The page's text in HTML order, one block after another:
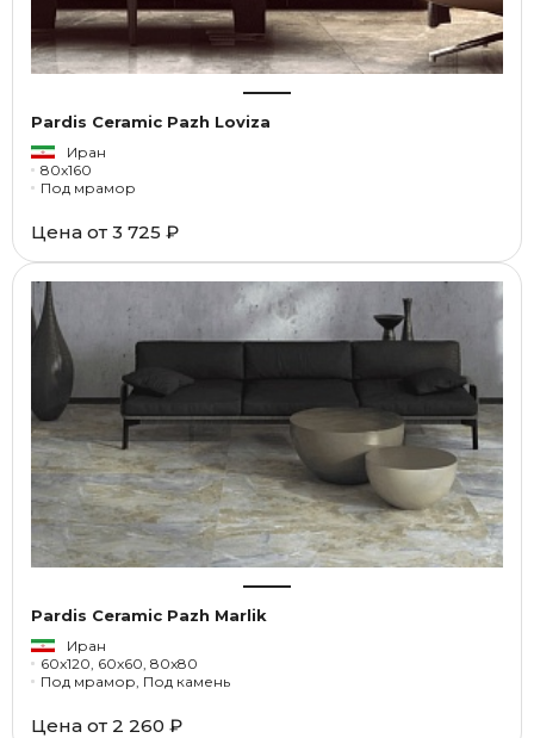
Pardis Ceramic Pazh Loviza
Иран
80x160
Под мрамор
Цена от 3 725 ₽
Pardis Ceramic Pazh Marlik
Иран
60x120, 60x60, 80x80
Под мрамор, Под камень
Цена от 2 260 ₽